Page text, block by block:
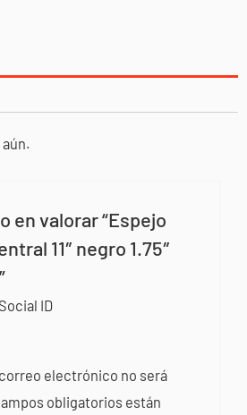
en valorar “Espejo
11″ negro 1.75″
ID
electrónico no será
obligatorios están